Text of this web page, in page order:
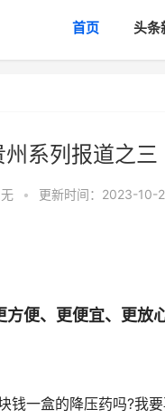
首页 头条
系列报道之三
无 • 更新时间：2023-10-
方便、更便宜、更
一盒的降压药吗?我